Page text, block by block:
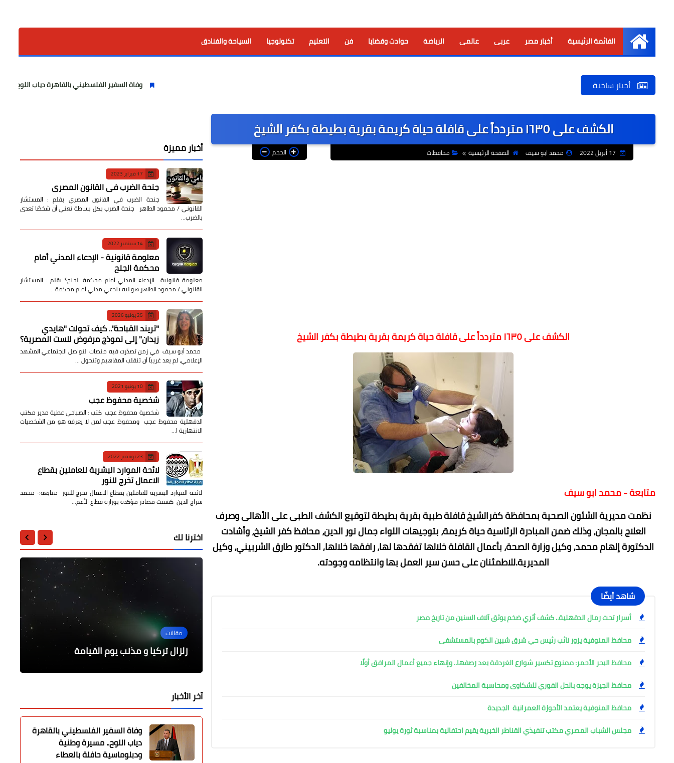
الرئيسية
القائمة الرئيسية أخبار مصر عربى عالمى الرياضة حوادث وقضايا فن التعليم تكنولوجيا السياحة والفنادق
أخبار ساخنة وفاة السفير الفلسطيني بالقاهرة دياب اللوح.. مسيرة وطنية
الكشف على ١٦٣٥ متردداً على قافلة حياة كريمة بقرية بطيطة بكفر الشيخ
محمد ابو سيف الصفحة الرئيسية محافظات الحجم
الكشف على ١٦٣٥ متردداً على قافلة حياة كريمة بقرية بطيطة بكفر الشيخ
متابعة - محمد ابو سيف
نظمت مديرية الشئون الصحية بمحافظة كفرالشيخ قافلة طبية بقرية بطيطة لتوقيع الكشف الطبى على الأهالى وصرف
العلاج بالمجان، وذلك ضمن المبادرة الرئاسية حياة كريمة، بتوجيهات اللواء جمال نور الدين، محافظ كفر الشيخ، وأشادت
الدكتورة إلهام محمد، وكيل وزارة الصحة، بأعمال القافلة خلالها تفقدها لها، رافقها خلالها, الدكتور طارق الشربيني، وكيل
المديرية.للاطمئنان على حسن سير العمل بها وانتظامه وجودته.
شاهد أيضًا
أسرار تحت رمال الدقهلية.. كشف أثري ضخم يوثق آلاف السنين من تاريخ مصر
محافظ المنوفية يزور نائب رئيس حي شرق شبين الكوم بالمستشفى
محافظ البحر الأحمر: ممنوع تكسير شوارع الغردقة بعد رصفها.. وإنهاء جميع أعمال المرافق أولًا
محافظ الجيزة يوجه بالحل الفوري للشكاوى ومحاسبة المخالفين
محافظ المنوفية يعتمد الأحوزة العمرانية الجديدة
مجلس الشباب المصري مكتب تنفيذي القناطر الخبرية يقيم احتفالية بمناسبة ثورة يوليو
أخبار مميزة
17 فبراير 2023
جنحة الضرب في القانون المصري
جنحة الضرب في القانون المصري بقلم : المستشار
القانوني / محمود الطاهر جنحة الضرب بكل بساطة تعني أن شخصًا تعدى
بالضرب…
14 سبتمبر 2022
معلومة قانونية - الإدعاء المدني أمام
محكمة الجنح
معلومة قانونية الإدعاء المدني أمام محكمة الجنح؟ بقلم : المستشار
القانوني / محمود الطاهر هو ليه بندعي مدني أمام محكمة …
25 يوليو 2026
​"تريند القباحة".. كيف تحولت "هايدي
زيدان" إلى نموذج مرفوض للست المصرية؟
​ محمد أبو سيف ​في زمن تصدّرت فيه منصات التواصل الاجتماعي المشهد
الإعلامي، لم يعد غريباً أن تنقلب المفاهيم وتتحول …
10 يونيو 2021
شخصية محفوظ عجب
شخصية محفوظ عجب كتب : الصباحي عطية مدير مكتب
الدقهلية محفوظ عجب ومحفوظ عجب لمن لا يعرفه هو من الشخصيات
الانتهازية ا…
23 نوفمبر 2022
لائحة الموارد البشرية للعاملين بقطاع
الاعمال تخرج للنور
لائحة الموارد البشرية للعاملين بقطاع الاعمال تخرج للنور متابعه:- محمد
سراج الدين كشفت مصادر مؤكدة بوزارة قطاع الأعم…
اخترنا لك
عماد الدين محمد
مقالات
زلزال تركيا و مذنب يوم القيامة
عماد الدين محمد
الثقافة
العمامة قيمة عالمية استثنائية تستحق
التسجيل تراث لا مادي باليونسكو
عماد الدين محمد
السياحة والفنادق
تعرّف على أقدم مركز بوليس فى مصر
بمدينة نويبع
عماد الدين محمد
السياحة والفنادق
رحلة إلى شرم الشيخ مدينة السلام
عماد الدين محمد
السياحة والفنادق
هل يمكن تسجيل إحدى حدائق مصر
التاريخية تراث عالمى باليونسكو؟
آخر الأخبار
وفاة السفير الفلسطيني بالقاهرة
دياب اللوح.. مسيرة وطنية
ودبلوماسية حافلة بالعطاء